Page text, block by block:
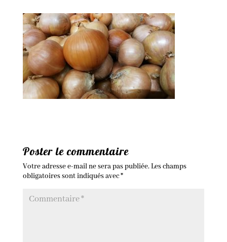
Poster le commentaire
Votre adresse e-mail ne sera pas publiée.Les champs
obligatoires sont indiqués avec*